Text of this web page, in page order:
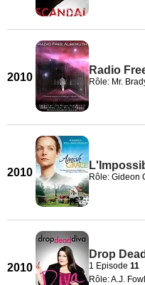
2010
Radio
Rôle: Mr.
2010 Rôle: Gideon
2010
Drop
1 Episode 11
Rôle: A.J.